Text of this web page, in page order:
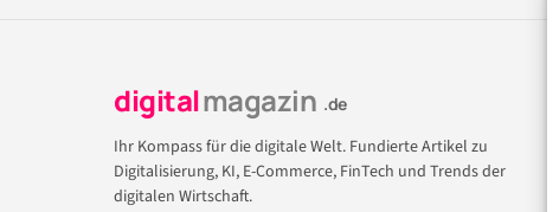
digitalmagazin .de
Ihr Kompass für die digitale Welt. Fundierte Artikel zu
Digitalisierung, KI, E-Commerce, FinTech und Trends der
digitalen Wirtschaft.